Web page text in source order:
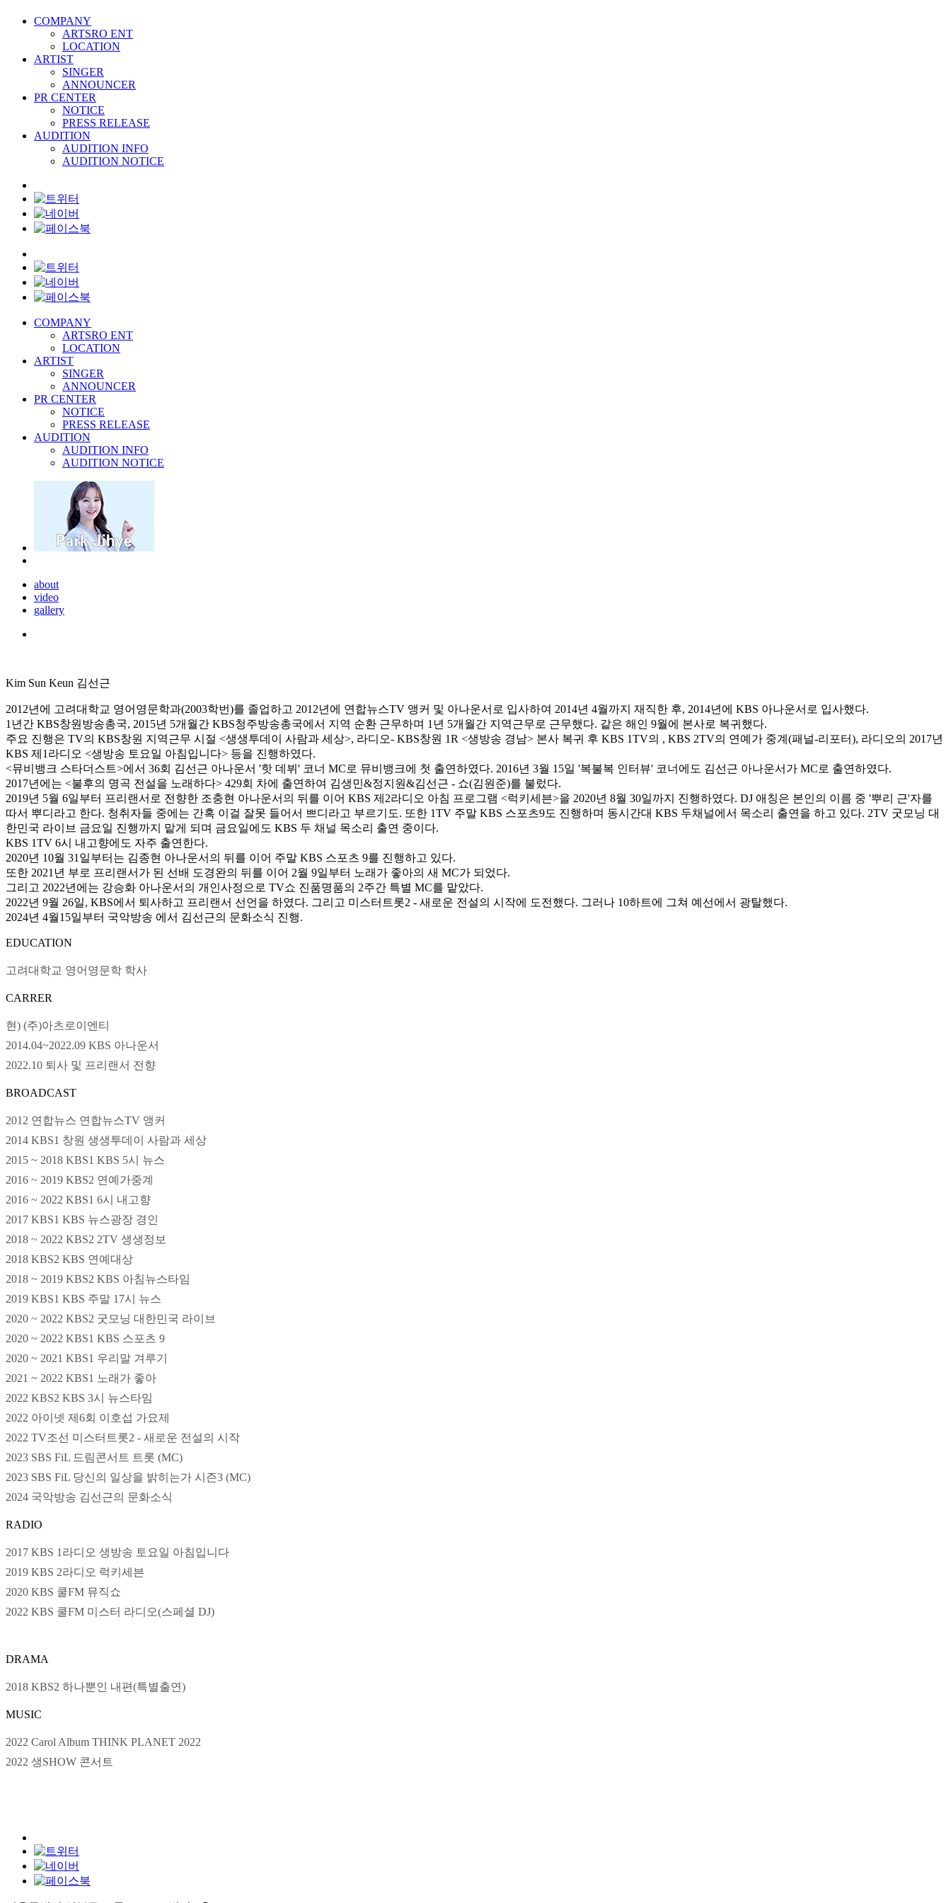
COMPANY
ARTSRO ENT
LOCATION
ARTIST
SINGER
ANNOUNCER
PR CENTER
NOTICE
PRESS RELEASE
AUDITION
AUDITION INFO
AUDITION NOTICE
COMPANY
ARTSRO ENT
LOCATION
ARTIST
SINGER
ANNOUNCER
PR CENTER
NOTICE
PRESS RELEASE
AUDITION
AUDITION INFO
AUDITION NOTICE
about
video
gallery
Kim Sun Keun 김선근
2012년에 고려대학교 영어영문학과(2003학번)를 졸업하고 2012년에 연합뉴스TV 앵커 및 아나운서로 입사하여 2014년 4월까지 재직한 후, 2014년에 KBS 아나운서로 입사했다.
1년간 KBS창원방송총국, 2015년 5개월간 KBS청주방송총국에서 지역 순환 근무하며 1년 5개월간 지역근무로 근무했다. 같은 해인 9월에 본사로 복귀했다.
주요 진행은 TV의 KBS창원 지역근무 시절 <생생투데이 사람과 세상>, 라디오- KBS창원 1R <생방송 경남> 본사 복귀 후 KBS 1TV의 , KBS 2TV의 연예가 중계(패널-리포터), 라디오의 2017년
KBS 제1라디오 <생방송 토요일 아침입니다> 등을 진행하였다.
<뮤비뱅크 스타더스트>에서 36회 김선근 아나운서 '핫 데뷔' 코너 MC로 뮤비뱅크에 첫 출연하였다. 2016년 3월 15일 '복불복 인터뷰' 코너에도 김선근 아나운서가 MC로 출연하였다.
2017년에는 <불후의 명곡 전설을 노래하다> 429회 차에 출연하여 김생민&정지원&김선근 - 쇼(김원준)를 불렀다.
2019년 5월 6일부터 프리랜서로 전향한 조충현 아나운서의 뒤를 이어 KBS 제2라디오 아침 프로그램 <럭키세븐>을 2020년 8월 30일까지 진행하였다. DJ 애칭은 본인의 이름 중 '뿌리 근'자를
따서 뿌디라고 한다. 청취자들 중에는 간혹 이걸 잘못 들어서 쁘디라고 부르기도. 또한 1TV 주말 KBS 스포츠9도 진행하며 동시간대 KBS 두채널에서 목소리 출연을 하고 있다. 2TV 굿모닝 대
한민국 라이브 금요일 진행까지 맡게 되며 금요일에도 KBS 두 채널 목소리 출연 중이다.
KBS 1TV 6시 내고향에도 자주 출연한다.
2020년 10월 31일부터는 김종현 아나운서의 뒤를 이어 주말 KBS 스포츠 9를 진행하고 있다.
또한 2021년 부로 프리랜서가 된 선배 도경완의 뒤를 이어 2월 9일부터 노래가 좋아의 새 MC가 되었다.
그리고 2022년에는 강승화 아나운서의 개인사정으로 TV쇼 진품명품의 2주간 특별 MC를 맡았다.
2022년 9월 26일, KBS에서 퇴사하고 프리랜서 선언을 하였다. 그리고 미스터트롯2 - 새로운 전설의 시작에 도전했다. 그러나 10하트에 그쳐 예선에서 광탈했다.
2024년 4월15일부터 국악방송 에서 김선근의 문화소식 진행.
EDUCATION
고려대학교 영어영문학 학사
CARRER
현) (주)아츠로이엔티
2014.04~2022.09 KBS 아나운서
2022.10 퇴사 및 프리랜서 전향
BROADCAST
2012 연합뉴스 연합뉴스TV 앵커
2014 KBS1 창원 생생투데이 사람과 세상
2015 ~ 2018 KBS1 KBS 5시 뉴스
2016 ~ 2019 KBS2 연예가중계
2016 ~ 2022 KBS1 6시 내고향
2017 KBS1 KBS 뉴스광장 경인
2018 ~ 2022 KBS2 2TV 생생정보
2018 KBS2 KBS 연예대상
2018 ~ 2019 KBS2 KBS 아침뉴스타임
2019 KBS1 KBS 주말 17시 뉴스
2020 ~ 2022 KBS2 굿모닝 대한민국 라이브
2020 ~ 2022 KBS1 KBS 스포츠 9
2020 ~ 2021 KBS1 우리말 겨루기
2021 ~ 2022 KBS1 노래가 좋아
2022 KBS2 KBS 3시 뉴스타임
2022 아이넷 제6회 이호섭 가요제
2022 TV조선 미스터트롯2 - 새로운 전설의 시작
2023 SBS FiL 드림콘서트 트롯 (MC)
2023 SBS FiL 당신의 일상을 밝히는가 시즌3 (MC)
2024 국악방송 김선근의 문화소식
RADIO
2017 KBS 1라디오 생방송 토요일 아침입니다
2019 KBS 2라디오 럭키세븐
2020 KBS 쿨FM 뮤직쇼
2022 KBS 쿨FM 미스터 라디오(스페셜 DJ)
DRAMA
2018 KBS2 하나뿐인 내편(특별출연)
MUSIC
2022 Carol Album THINK PLANET 2022
2022 생SHOW 콘서트